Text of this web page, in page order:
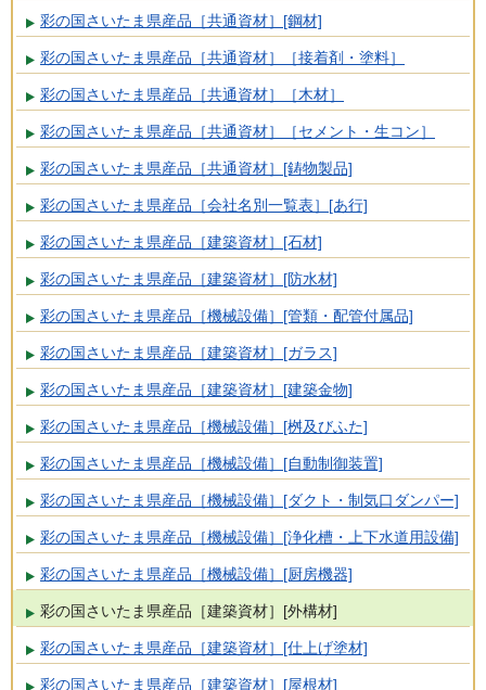
彩の国さいたま県産品［共通資材］[鋼材]
彩の国さいたま県産品［共通資材］［接着剤・塗料］
彩の国さいたま県産品［共通資材］［木材］
彩の国さいたま県産品［共通資材］［セメント・生コン］
彩の国さいたま県産品［共通資材］[鋳物製品]
彩の国さいたま県産品［会社名別一覧表］[あ行]
彩の国さいたま県産品［建築資材］[石材]
彩の国さいたま県産品［建築資材］[防水材]
彩の国さいたま県産品［機械設備］[管類・配管付属品]
彩の国さいたま県産品［建築資材］[ガラス]
彩の国さいたま県産品［建築資材］[建築金物]
彩の国さいたま県産品［機械設備］[桝及びふた]
彩の国さいたま県産品［機械設備］[自動制御装置]
彩の国さいたま県産品［機械設備］[ダクト・制気口ダンパー]
彩の国さいたま県産品［機械設備］[浄化槽・上下水道用設備]
彩の国さいたま県産品［機械設備］[厨房機器]
彩の国さいたま県産品［建築資材］[外構材]
彩の国さいたま県産品［建築資材］[仕上げ塗材]
彩の国さいたま県産品［建築資材］[屋根材]